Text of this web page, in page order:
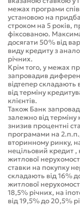
межах програми
установою на
строком на 5 років,
фіксованою.
досягати 50% від
виду кредиту з
річних.
Крім того, у межах
запровадив
відтепер складають
від терміну
клієнтів.
Також Банк
залежно від терміну
знизив процентні
програмами на
вторинному ринку,
нецільовий кредит ,
житлової
ставки на покупку
складають від 16%
житлової
18,5% річних, на
від 19,5% до 20,5%